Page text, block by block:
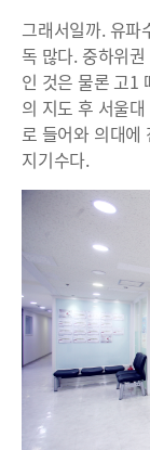
그래서일까. 유파
독 많다. 중하위
인 것은 물론 고1
의 지도 후 서울
로 들어와 의대에
지기수다.